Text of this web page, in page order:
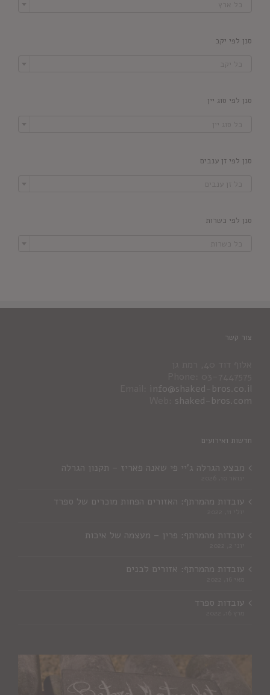
סנן לפי יקב
סנן לפי סוג יין
סנן לפי זן ענבים
סנן לפי כשרות
צור קשר
info@shaked-bros.co.il
shaked-bros.com
חדשות ואירועים
מבצע הגרלה ג'יי פי שאנה פאריז – תקנון הגרלה
עובדות מהמרתף: האזורים הפחות מוכרים של ספרד
עובדות מהמרתף: פרין – מעצמה של איכות
עובדות מהמרתף: אזורים לבנים
עובדות ספרד